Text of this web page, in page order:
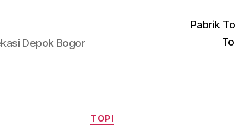
Depok Bogor
Pabrik
Categories
TOPI